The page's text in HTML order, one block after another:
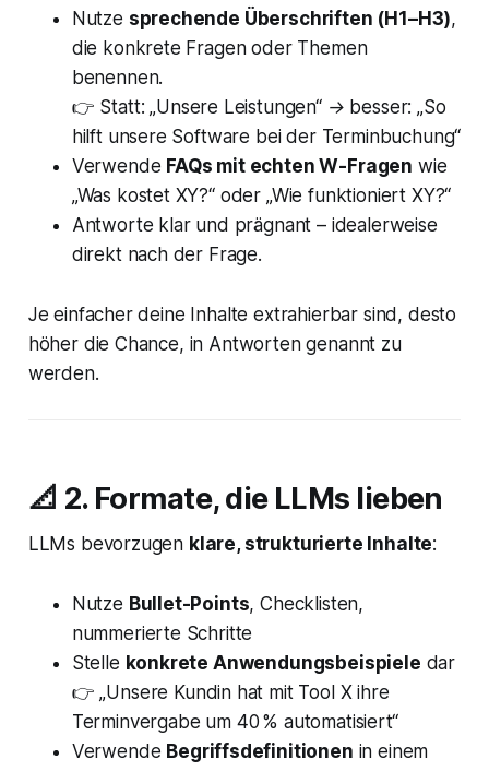
Nutze sprechende Überschriften (H1–H3),
die konkrete Fragen oder Themen
benennen.
👉 Statt: „Unsere Leistungen“ → besser: „So
hilft unsere Software bei der Terminbuchung“
Verwende FAQs mit echten W-Fragen wie
„Was kostet XY?“ oder „Wie funktioniert XY?“
Antworte klar und prägnant – idealerweise
direkt nach der Frage.
Je einfacher deine Inhalte extrahierbar sind, desto
höher die Chance, in Antworten genannt zu
werden.
📐 2. Formate, die LLMs lieben
LLMs bevorzugen klare, strukturierte Inhalte:
Nutze Bullet-Points, Checklisten,
nummerierte Schritte
Stelle konkrete Anwendungsbeispiele dar
👉„Unsere Kundin hat mit Tool X ihre
Terminvergabe um 40 % automatisiert“
Verwende Begriffsdefinitionen in einem